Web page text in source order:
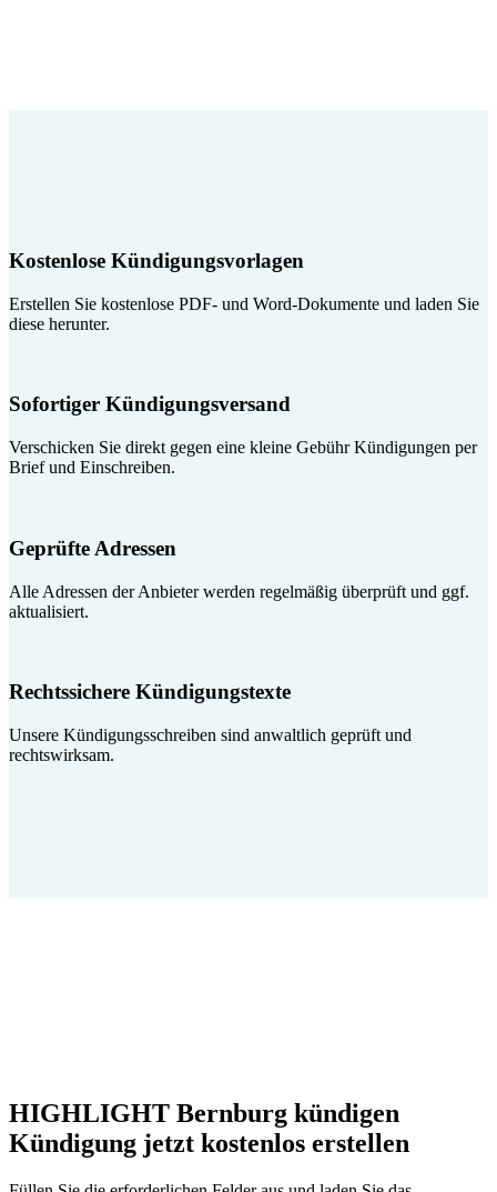
Kostenlose Kündigungsvorlagen
Erstellen Sie kostenlose PDF- und Word-Dokumente und laden Sie
diese herunter.
Sofortiger Kündigungsversand
Verschicken Sie direkt gegen eine kleine Gebühr Kündigungen per
Brief und Einschreiben.
Geprüfte Adressen
Alle Adressen der Anbieter werden regelmäßig überprüft und ggf.
aktualisiert.
Rechtssichere Kündigungstexte
Unsere Kündigungsschreiben sind anwaltlich geprüft und
rechtswirksam.
HIGHLIGHT Bernburg kündigen
Kündigung jetzt kostenlos erstellen